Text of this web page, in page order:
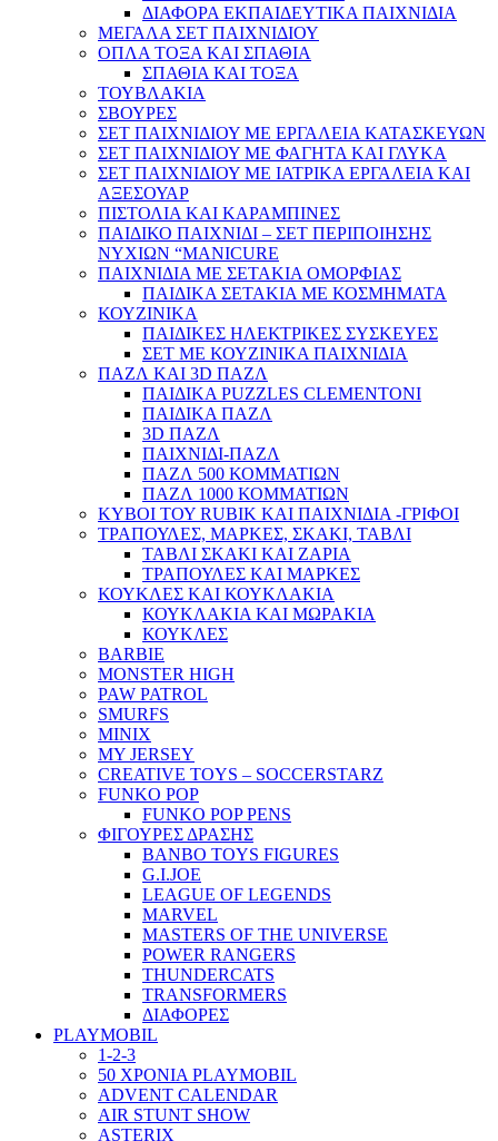
ΔΙΑΦΟΡΑ ΕΚΠΑΙΔΕΥΤΙΚΑ ΠΑΙΧΝΙΔΙΑ
ΜΕΓΑΛΑ ΣΕΤ ΠΑΙΧΝΙΔΙΟΥ
ΟΠΛΑ ΤΟΞΑ ΚΑΙ ΣΠΑΘΙΑ
ΣΠΑΘΙΑ ΚΑΙ ΤΟΞΑ
ΤΟΥΒΛΑΚΙΑ
ΣΒΟΥΡΕΣ
ΣΕΤ ΠΑΙΧΝΙΔΙΟΥ ΜΕ ΕΡΓΑΛΕΙΑ ΚΑΤΑΣΚΕΥΩΝ
ΣΕΤ ΠΑΙΧΝΙΔΙΟΥ ΜΕ ΦΑΓΗΤΑ ΚΑΙ ΓΛΥΚΑ
ΣΕΤ ΠΑΙΧΝΙΔΙΟΥ ΜΕ ΙΑΤΡΙΚΑ ΕΡΓΑΛΕΙΑ ΚΑΙ
ΑΞΕΣΟΥΑΡ
ΠΙΣΤΟΛΙΑ ΚΑΙ ΚΑΡΑΜΠΙΝΕΣ
ΠΑΙΔΙΚΟ ΠΑΙΧΝΙΔΙ – ΣΕΤ ΠΕΡΙΠΟΙΗΣΗΣ
ΝΥΧΙΩΝ “MANICURE
ΠΑΙΧΝΙΔΙΑ ΜΕ ΣΕΤΑΚΙΑ ΟΜΟΡΦΙΑΣ
ΠΑΙΔΙΚΑ ΣΕΤΑΚΙΑ ΜΕ ΚΟΣΜΗΜΑΤΑ
ΚΟΥΖΙΝΙΚΑ
ΠΑΙΔΙΚΕΣ ΗΛΕΚΤΡΙΚΕΣ ΣΥΣΚΕΥΕΣ
ΣΕΤ ΜΕ ΚΟΥΖΙΝΙΚΑ ΠΑΙΧΝΙΔΙΑ
ΠΑΖΛ ΚΑΙ 3D ΠΑΖΛ
ΠΑΙΔΙΚΑ PUZZLES CLEMENTONI
ΠΑΙΔΙΚΑ ΠΑΖΛ
3D ΠΑΖΛ
ΠΑΙΧΝΙΔΙ-ΠΑΖΛ
ΠΑΖΛ 500 ΚΟΜΜΑΤΙΩΝ
ΠΑΖΛ 1000 ΚΟΜΜΑΤΙΩΝ
ΚΥΒΟΙ ΤΟΥ RUBIK ΚΑΙ ΠΑΙΧΝΙΔΙΑ -ΓΡΙΦΟΙ
ΤΡΑΠΟΥΛΕΣ, ΜΑΡΚΕΣ, ΣΚΑΚΙ, ΤΑΒΛΙ
ΤΑΒΛΙ ΣΚΑΚΙ ΚΑΙ ΖΑΡΙΑ
ΤΡΑΠΟΥΛΕΣ ΚΑΙ ΜΑΡΚΕΣ
ΚΟΥΚΛΕΣ ΚΑΙ ΚΟΥΚΛΑΚΙΑ
ΚΟΥΚΛΑΚΙΑ ΚΑΙ ΜΩΡΑΚΙΑ
ΚΟΥΚΛΕΣ
BARBIE
MONSTER HIGH
PAW PATROL
SMURFS
MINIX
MY JERSEY
CREATIVE TOYS – SOCCERSTARZ
FUNKO POP
FUNKO POP PENS
ΦΙΓΟΥΡΕΣ ΔΡΑΣΗΣ
BANBO TOYS FIGURES
G.I.JOE
LEAGUE OF LEGENDS
MARVEL
MASTERS OF THE UNIVERSE
POWER RANGERS
THUNDERCATS
TRANSFORMERS
ΔΙΑΦΟΡΕΣ
PLAYMOBIL
1-2-3
50 ΧΡΟΝΙΑ PLAYMOBIL
ADVENT CALENDAR
AIR STUNT SHOW
ASTERIX